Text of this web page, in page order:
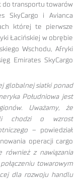
do transportu towarów
SkyCargo i Avianca
której te pierwsze
Łacińskiej w obrębie
Wschodu, Afryki
Emirates SkyCargo
globalnej siatki ponad
Południowa jest
Uważamy, że
chodzi o wzrost
– powiedział
operacji cargo
również z nawiązania
towarowym
dla rozwoju handlu